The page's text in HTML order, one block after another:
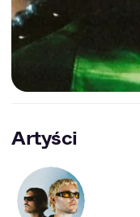
Artyści